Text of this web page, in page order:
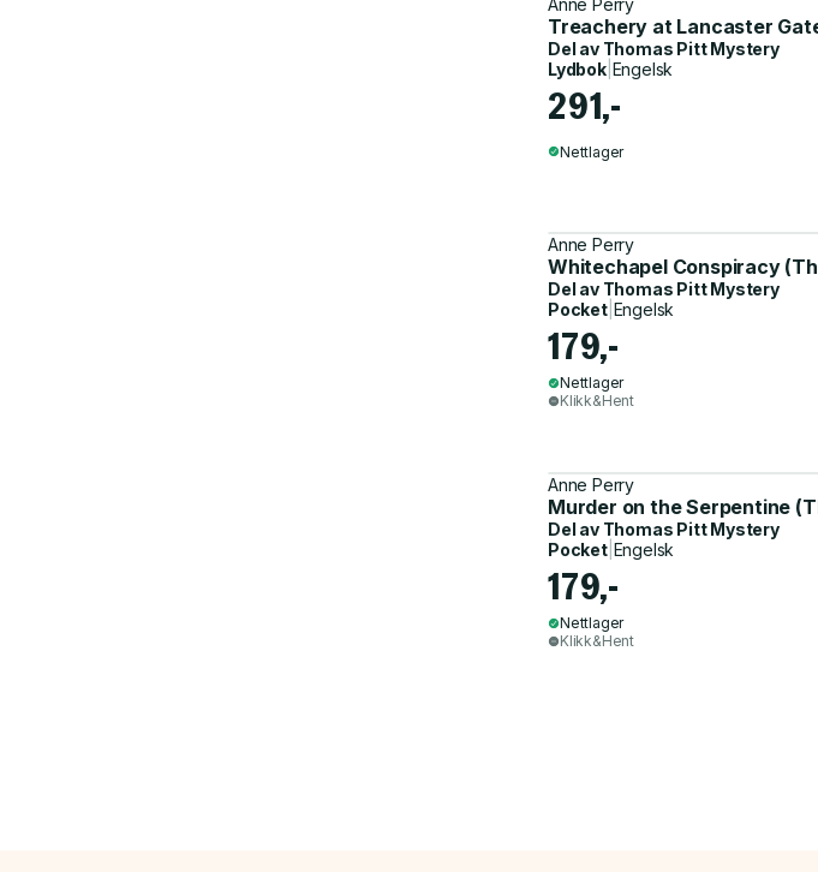
Anne Perry
Treachery at Lancaster
Del av Thomas Pitt Mystery
Lydbok| Engelsk
291,-
Nettlager
Anne Perry
Whitechapel Conspiracy
Del av Thomas Pitt Mystery
Pocket| Engelsk
179,-
Nettlager
Klikk&Hent
Anne Perry
Murder on the Serpentine
Del av Thomas Pitt Mystery
Pocket| Engelsk
179,-
Nettlager
Klikk&Hent